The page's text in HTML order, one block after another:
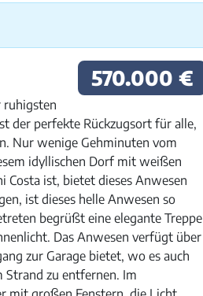
570.000 €
ruhigsten
der perfekte Rückzugsort für alle,
Nur wenige Gehminuten vom
idyllischen Dorf mit weißen
Costa ist, bietet dieses Anwesen
ist dieses helle Anwesen so
begrüßt eine elegante Treppe
Das Anwesen verfügt über
zur Garage bietet, wo es auch
Strand zu entfernen. Im